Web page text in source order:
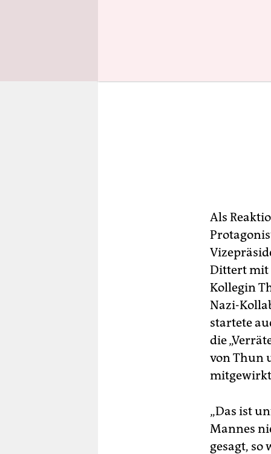
Als
Dittert mit
Kollegin
Nazi-
startete
die
von Thun
„Das ist
Mannes
gesagt, so